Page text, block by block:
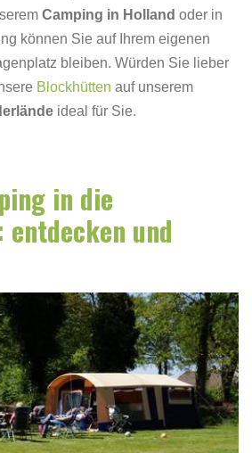
Camping in Holland oder in
können Sie auf Ihrem eigenen
bleiben. Würden Sie lieber
Blockhütten auf unserem
ideal für Sie.
in die
entdecken und